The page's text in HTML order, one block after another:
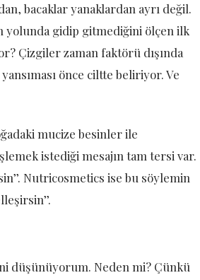
bacaklar yanaklardan ayrı değil.
yolunda gidip gitmediğini ölçen ilk
Çizgiler zaman faktörü dışında
önce ciltte beliriyor. Ve
mucize besinler ile
istediği mesajın tam tersi var.
Nutricosmetics ise bu söylemin
düşünüyorum. Neden mi? Çünkü